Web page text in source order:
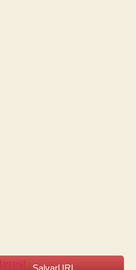
SalvarURL